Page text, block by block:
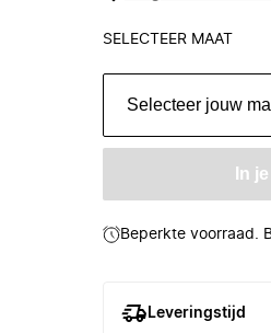
SELECTEER MAAT
Selecteer jouw
In
Beperkte voorraad.
Leveringstijd